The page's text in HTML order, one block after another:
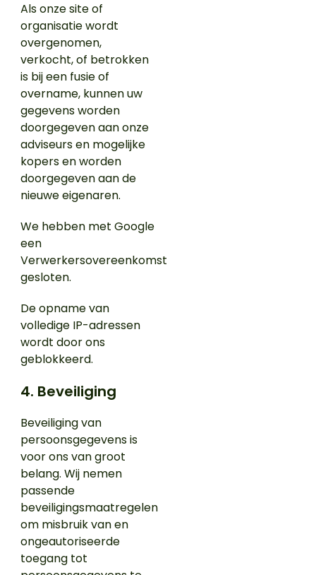
Als onze site of
organisatie wordt
overgenomen,
verkocht, of betrokken
is bij een fusie of
overname, kunnen uw
gegevens worden
doorgegeven aan onze
adviseurs en mogelijke
kopers en worden
doorgegeven aan de
nieuwe eigenaren.
We hebben met Google
een
Verwerkersovereenkomst
gesloten.
De opname van
volledige IP-adressen
wordt door ons
geblokkeerd.
4. Beveiliging
Beveiliging van
persoonsgegevens is
voor ons van groot
belang. Wij nemen
passende
beveiligingsmaatregelen
om misbruik van en
ongeautoriseerde
toegang tot